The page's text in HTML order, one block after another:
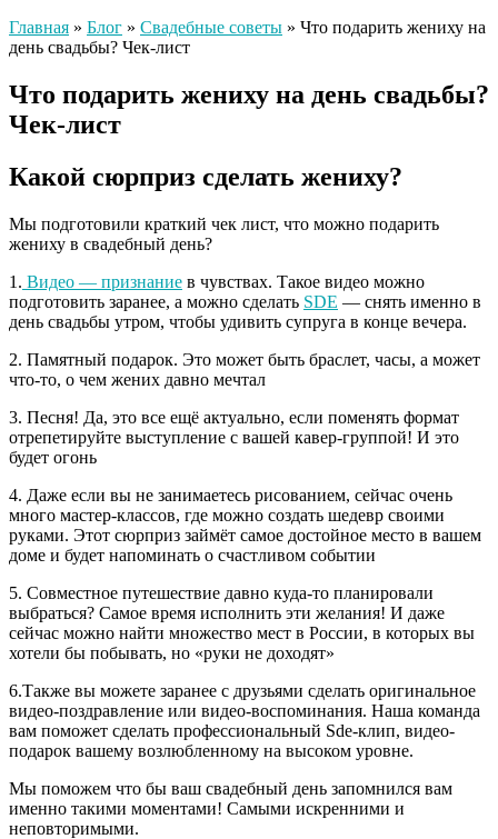
Главная » Блог » Свадебные советы » Что подарить жениху на
день свадьбы? Чек-лист
Что подарить жениху на день свадьбы?
Чек-лист
Какой сюрприз сделать жениху?
Мы подготовили краткий чек лист, что можно подарить
жениху в свадебный день?
1. Видео — признание в чувствах. Такое видео можно
подготовить заранее, а можно сделать SDE — снять именно в
день свадьбы утром, чтобы удивить супруга в конце вечера.
2. Памятный подарок. Это может быть браслет, часы, а может
что-то, о чем жених давно мечтал
3. Песня! Да, это все ещё актуально, если поменять формат
отрепетируйте выступление с вашей кавер-группой! И это
будет огонь
4. Даже если вы не занимаетесь рисованием, сейчас очень
много мастер-классов, где можно создать шедевр своими
руками. Этот сюрприз займёт самое достойное место в вашем
доме и будет напоминать о счастливом событии
5. Совместное путешествие давно куда-то планировали
выбраться? Самое время исполнить эти желания! И даже
сейчас можно найти множество мест в России, в которых вы
хотели бы побывать, но «руки не доходят»
6.Также вы можете заранее с друзьями сделать оригинальное
видео-поздравление или видео-воспоминания. Наша команда
вам поможет сделать профессиональный Sde-клип, видео-
подарок вашему возлюбленному на высоком уровне.
Мы поможем что бы ваш свадебный день запомнился вам
именно такими моментами! Самыми искренними и
неповторимыми.